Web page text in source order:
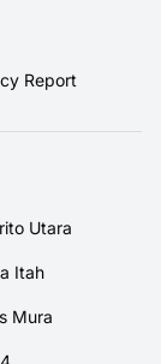
Report
Utara
Itah
Mura